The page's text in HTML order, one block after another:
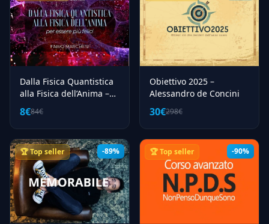
Dalla Fisica Quantistica
alla Fisica dell’Anima –
8€84€
Obiettivo 2025 –
Alessandro de Concini
30€298€
-89%
🏆 Top seller -90%
🏆 Top seller